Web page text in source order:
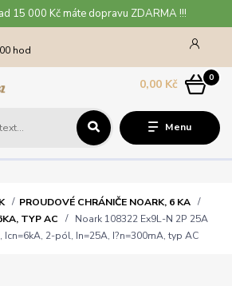
15 000 Kč máte dopravu ZDARMA !!!
Menu
hod
0
0,00 Kč
PROUDOVÉ CHRÁNIČE NOARK, 6 KA
TYP AC
Noark 108322 Ex9L-N 2P 25A
2-pól, In=25A, I?n=300mA, typ AC